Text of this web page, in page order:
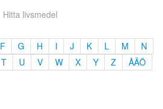
Hitta livsmedel
F G H I J K L M
N
T U V W X Y Z ÅÄÖ